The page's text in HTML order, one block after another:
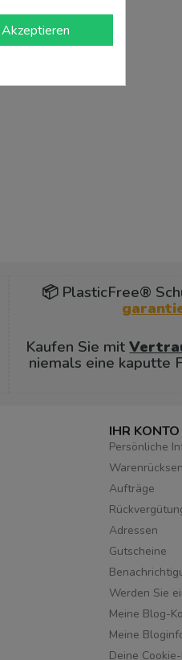
📦 PlasticFree®
Kaufen Sie mit
niemals eine kaputte
IHR KONTO
Persönliche
Aufträge
Adressen
Gutscheine
Werden Sie
Meine Blog-
Meine
Deine
Akzeptieren